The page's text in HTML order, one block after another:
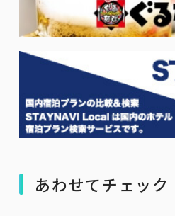
あわせてチェック